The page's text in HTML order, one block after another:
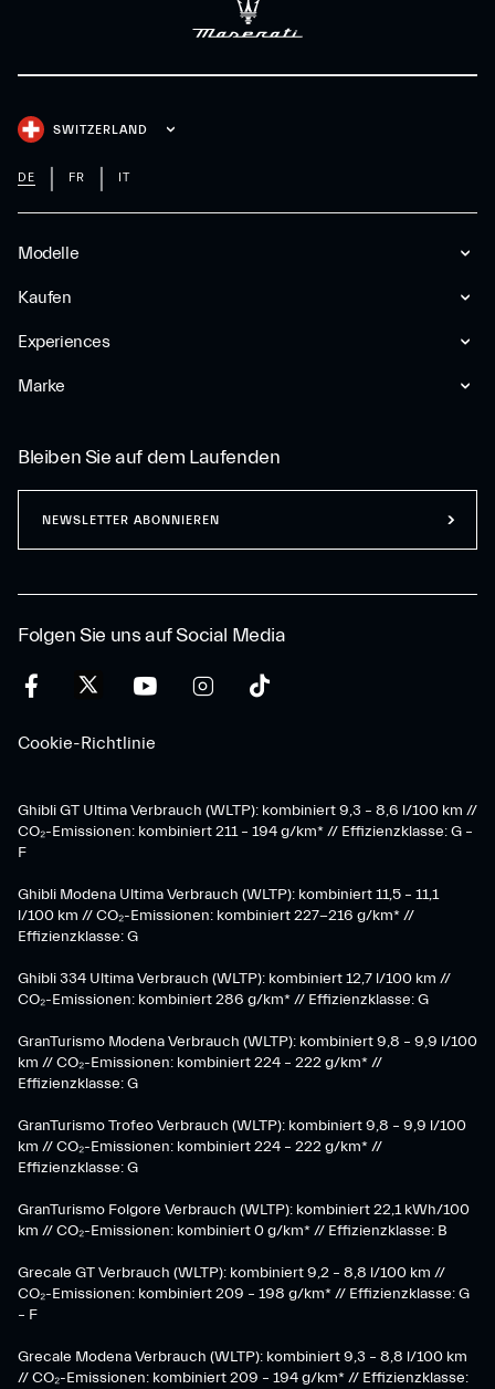
Modelle
Kaufen
Experiences
Marke
SWITZERLAND
DE FR IT
Folgen Sie uns auf Social Media
Cookie-Richtlinie
Bleiben Sie auf dem Laufenden
NEWSLETTER ABONNIEREN
Ghibli GT Ultima Verbrauch (WLTP): kombiniert 9,3 – 8,6 l/100 km //
CO₂-Emissionen: kombiniert 211 – 194 g/km* // Effizienzklasse: G –
F
Ghibli Modena Ultima Verbrauch (WLTP): kombiniert 11,5 – 11,1
l/100 km // CO₂-Emissionen: kombiniert 227-216 g/km* //
Effizienzklasse: G
Ghibli 334 Ultima Verbrauch (WLTP): kombiniert 12,7 l/100 km //
CO₂-Emissionen: kombiniert 286 g/km* // Effizienzklasse: G
GranTurismo Modena Verbrauch (WLTP): kombiniert 9,8 – 9,9 l/100
km // CO₂-Emissionen: kombiniert 224 – 222 g/km* //
Effizienzklasse: G
GranTurismo Trofeo Verbrauch (WLTP): kombiniert 9,8 – 9,9 l/100
km // CO₂-Emissionen: kombiniert 224 – 222 g/km* //
Effizienzklasse: G
GranTurismo Folgore Verbrauch (WLTP): kombiniert 22,1 kWh/100
km // CO₂-Emissionen: kombiniert 0 g/km* // Effizienzklasse: B
Grecale GT Verbrauch (WLTP): kombiniert 9,2 – 8,8 l/100 km //
CO₂-Emissionen: kombiniert 209 – 198 g/km* // Effizienzklasse: G
– F
Grecale Modena Verbrauch (WLTP): kombiniert 9,3 – 8,8 l/100 km
// CO₂-Emissionen: kombiniert 209 – 194 g/km* // Effizienzklasse: